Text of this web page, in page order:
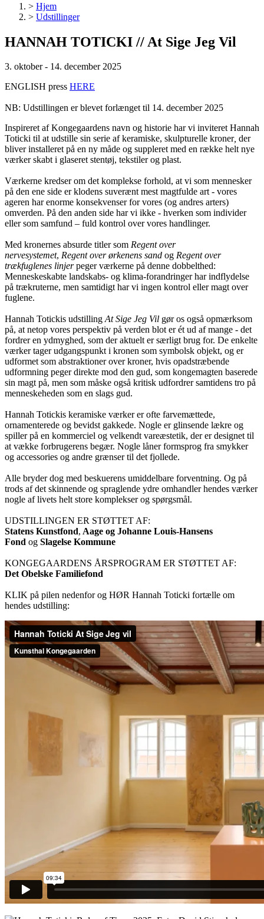
> Hjem
> Udstillinger
HANNAH TOTICKI // At Sige Jeg Vil
3. oktober- 14. december 2025
ENGLISH press HERE
NB: Udstillingen er blevet forlænget til 14. december 2025
Inspireret af Kongegaardens navn og historie har vi inviteret Hannah
Toticki til at udstille sin serie af keramiske, skulpturelle kroner, der
bliver installeret på en ny måde og suppleret med en række helt nye
værker skabt i glaseret stentøj, tekstiler og plast.
Værkerne kredser om det komplekse forhold, at vi som mennesker
på den ene side er klodens suverænt mest magtfulde art - vores
ageren har enorme konsekvenser for vores (og andres arters)
omverden. På den anden side har vi ikke - hverken som individer
eller som samfund – fuld kontrol over vores handlinger.
Med kronernes absurde titler som Regent over
nervesystemet, Regent over ørkenens sand og Regent over
trækfuglenes linjerpeger værkerne på denne dobbelthed:
Menneskeskabte landskabs- og klima-forandringer har indflydelse
på trækruterne, men samtidigt har vi ingen kontrol eller magt over
fuglene.
Hannah Totickis udstillingAt Sige Jeg Vil gør os også opmærksom
på, at netop vores perspektiv på verden blot er ét ud af mange - det
fordrer en ydmyghed, som der aktuelt er særligt brug for. De enkelte
værker tager udgangspunkt i kronen som symbolsk objekt, og er
udformet som abstraktioner over kroner, hvis opadstræbende
udformning peger direkte mod den gud, som kongemagten baserede
sin magt på, men som måske også kritisk udfordrer samtidens tro på
menneskeheden som en slags gud.
Hannah Totickis keramiske værker er ofte farvemættede,
ornamenterede og bevidst gakkede. Nogle er glinsende lækre og
spiller på en kommerciel og velkendt vareæstetik, der er designet til
at vække forbrugerens begær. Nogle låner formsprog fra smykker
og accessories og andre grænser til det fjollede.
Alle bryder dog med beskuerens umiddelbare forventning. Og på
trods af det skinnende og spraglende ydre omhandler hendes værker
nogle af livets helt store komplekser og spørgsmål.
UDSTILLINGEN ER STØTTET AF:
Statens Kunstfond, Aage og Johanne Louis-Hansens
Fond og Slagelse Kommune
KONGEGAARDENS ÅRSPROGRAM ER STØTTET AF:
Det Obelske Familiefond
KLIK på pilen nedenfor og HØR Hannah Toticki fortælle om
hendes udstilling: